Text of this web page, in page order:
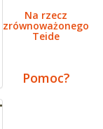
Na rzecz
zrównoważonego
Teide
Pomoc?